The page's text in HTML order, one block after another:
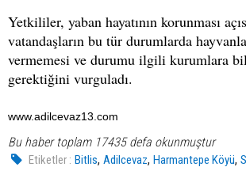
Yetkililer, yaban hayatının korunması
vatandaşların bu tür durumlarda
vermemesi ve durumu ilgili kurumlara
gerektiğini vurguladı.
www.adilcevaz13.com
Bu haber toplam 17435 defa okunmuştur
Etiketler : Bitlis,Adilcevaz,Harmantepe Köyü,